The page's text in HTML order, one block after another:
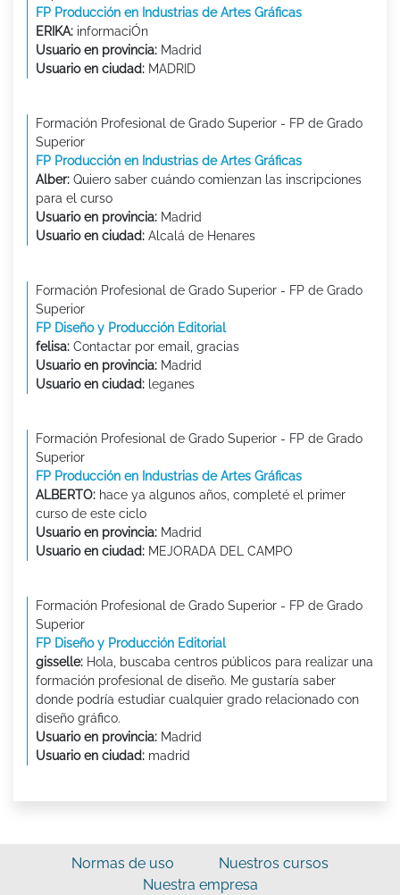
FP Producción en Industrias de Artes Gráficas
ERIKA: informaciÓn
Usuario en provincia: Madrid
Usuario en ciudad: MADRID
Formación Profesional de Grado Superior - FP de Grado
Superior
FP Producción en Industrias de Artes Gráficas
Alber: Quiero saber cuándo comienzan las inscripciones
para el curso
Usuario en provincia: Madrid
Usuario en ciudad: Alcalá de Henares
Formación Profesional de Grado Superior - FP de Grado
Superior
FP Diseño y Producción Editorial
felisa: Contactar por email, gracias
Usuario en provincia: Madrid
Usuario en ciudad: leganes
Formación Profesional de Grado Superior - FP de Grado
Superior
FP Producción en Industrias de Artes Gráficas
ALBERTO: hace ya algunos años, completé el primer
curso de este ciclo
Usuario en provincia: Madrid
Usuario en ciudad: MEJORADA DEL CAMPO
Formación Profesional de Grado Superior - FP de Grado
Superior
FP Diseño y Producción Editorial
gisselle: Hola, buscaba centros públicos para realizar una
formación profesional de diseño. Me gustaría saber
donde podría estudiar cualquier grado relacionado con
diseño gráfico.
Usuario en provincia: Madrid
Usuario en ciudad: madrid
Normas de uso
Nuestros cursos
Nuestra empresa